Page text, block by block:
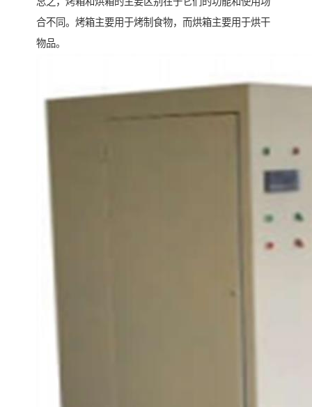
合不同。烤箱主要用于烤制食物，而烘箱主要用于烘干
物品。